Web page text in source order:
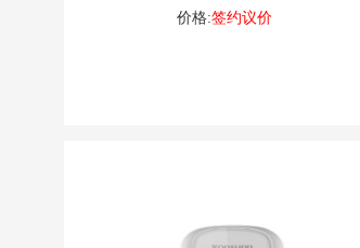
价格:签约议价